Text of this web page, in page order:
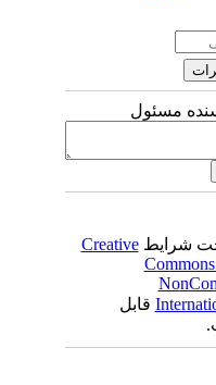
مسئول
شرایطCreative
قابل